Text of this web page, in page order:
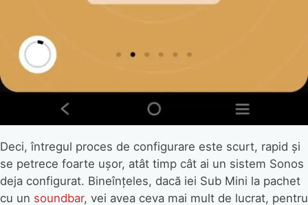
Deci, întregul proces de configurare este scurt, rapid și
se petrece foarte ușor, atât timp cât ai un sistem Sonos
deja configurat. Bineînțeles, dacă iei Sub Mini la pachet
cu un soundbar, vei avea ceva mai mult de lucrat, pentru